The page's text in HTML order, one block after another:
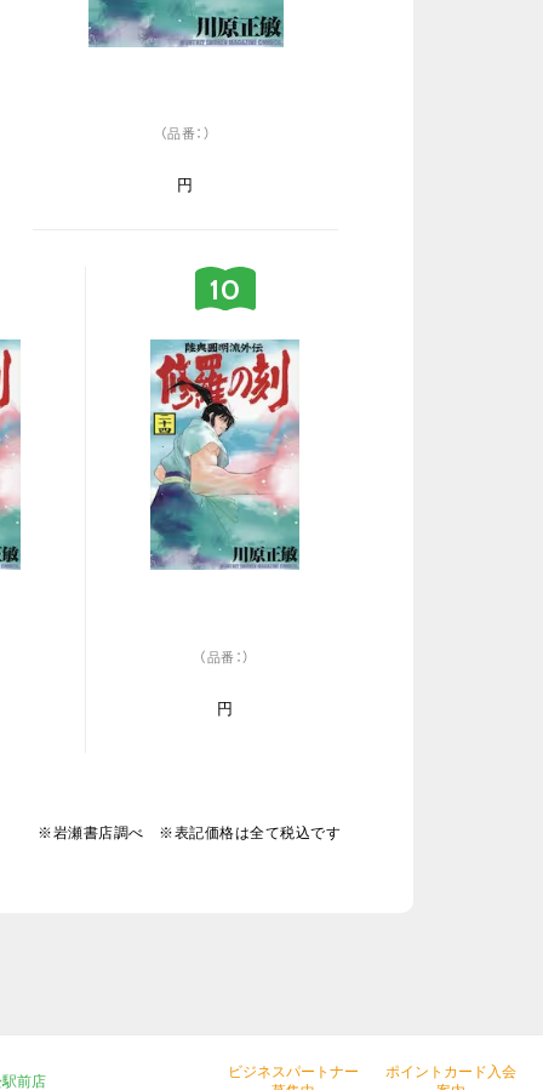
（品番：）
円
（品番：）
円
※岩瀬書店調べ ※表記価格は全て税込です
前店
ビジネスパートナー
ポイントカード入会